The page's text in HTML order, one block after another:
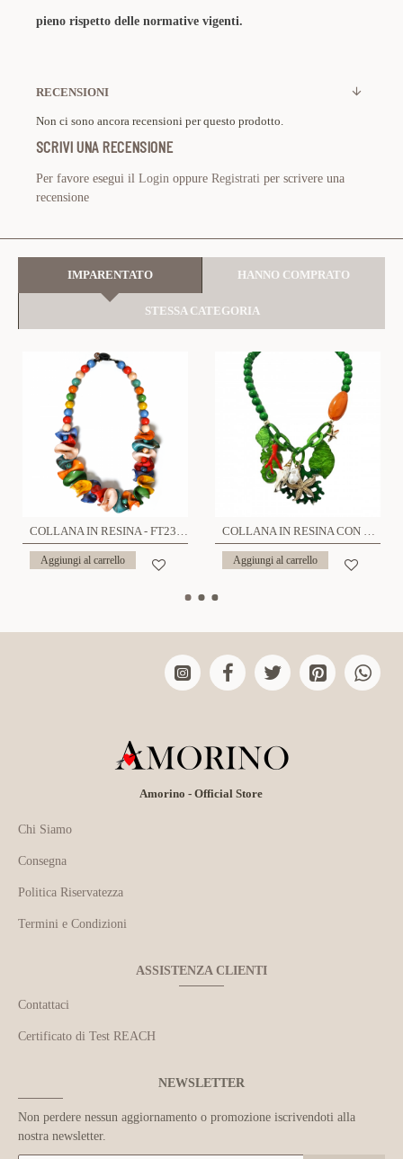
pieno rispetto delle normative vigenti.
RECENSIONI
Non ci sono ancora recensioni per questo prodotto.
SCRIVI UNA RECENSIONE
Per favore esegui il Login oppure Registrati per scrivere una
recensione
IMPARENTATO HANNO COMPRATO
STESSA CATEGORIA
COLLANA IN RESINA - FT23176E783
Aggiungi al carrello
COLLANA IN RESINA CON CHARMS MARE - FT23160E784
Aggiungi al carrello
Amorino - Official Store
Chi Siamo
Consegna
Politica Riservatezza
Termini e Condizioni
ASSISTENZA CLIENTI
Contattaci
Certificato di Test REACH
NEWSLETTER
Non perdere nessun aggiornamento o promozione iscrivendoti alla
nostra newsletter.